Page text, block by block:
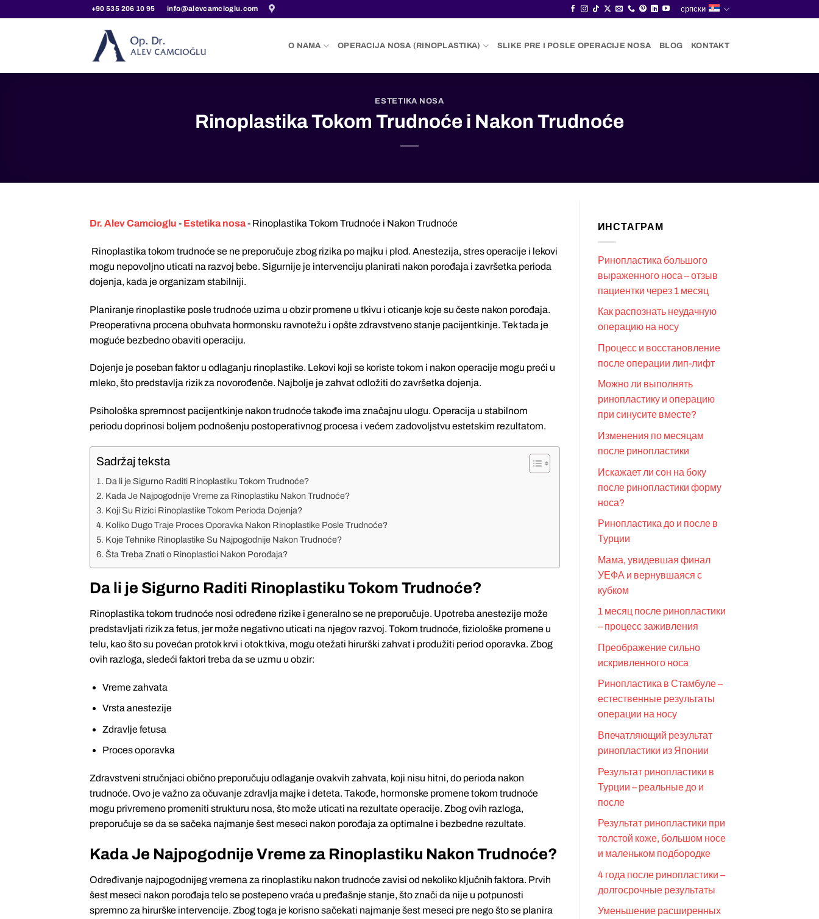
+90 535 206 10 95 info@alevcamcioglu.com српски
O NAMA OPERACIJA NOSA (RINOPLASTIKA) SLIKE PRE I POSLE OPERACIJE NOSA BLOG KONTAKT
ESTETIKA NOSA
Rinoplastika Tokom Trudnoće i Nakon Trudnoće
Dr. Alev Camcioglu - Estetika nosa- Rinoplastika Tokom Trudnoće i Nakon Trudnoće
Rinoplastika tokom trudnoće se ne preporučuje zbog rizika po majku i plod. Anestezija, stres operacije i lekovi
mogu nepovoljno uticati na razvoj bebe. Sigurnije je intervenciju planirati nakon porođaja i završetka perioda
dojenja, kada je organizam stabilniji.
Planiranje rinoplastike posle trudnoće uzima u obzir promene u tkivu i oticanje koje su česte nakon porođaja.
Preoperativna procena obuhvata hormonsku ravnotežu i opšte zdravstveno stanje pacijentkinje. Tek tada je
moguće bezbedno obaviti operaciju.
Dojenje je poseban faktor u odlaganju rinoplastike. Lekovi koji se koriste tokom i nakon operacije mogu preći u
mleko, što predstavlja rizik za novorođenče. Najbolje je zahvat odložiti do završetka dojenja.
Psihološka spremnost pacijentkinje nakon trudnoće takođe ima značajnu ulogu. Operacija u stabilnom
periodu doprinosi boljem podnošenju postoperativnog procesa i većem zadovoljstvu estetskim rezultatom.
Sadržaj teksta
Da li je Sigurno Raditi Rinoplastiku Tokom Trudnoće?
Kada Je Najpogodnije Vreme za Rinoplastiku Nakon Trudnoće?
Koji Su Rizici Rinoplastike Tokom Perioda Dojenja?
Koliko Dugo Traje Proces Oporavka Nakon Rinoplastike Posle Trudnoće?
Koje Tehnike Rinoplastike Su Najpogodnije Nakon Trudnoće?
Šta Treba Znati o Rinoplastici Nakon Porođaja?
Da li je Sigurno Raditi Rinoplastiku Tokom Trudnoće?
Rinoplastika tokom trudnoće nosi određene rizike i generalno se ne preporučuje. Upotreba anestezije može
predstavljati rizik za fetus, jer može negativno uticati na njegov razvoj. Tokom trudnoće, fiziološke promene u
telu, kao što su povećan protok krvi i otok tkiva, mogu otežati hirurški zahvat i produžiti period oporavka. Zbog
ovih razloga, sledeći faktori treba da se uzmu u obzir:
Vreme zahvata
Vrsta anestezije
Zdravlje fetusa
Proces oporavka
Zdravstveni stručnjaci obično preporučuju odlaganje ovakvih zahvata, koji nisu hitni, do perioda nakon
trudnoće. Ovo je važno za očuvanje zdravlja majke i deteta. Takođe, hormonske promene tokom trudnoće
mogu privremeno promeniti strukturu nosa, što može uticati na rezultate operacije. Zbog ovih razloga,
preporučuje se da se sačeka najmanje šest meseci nakon porođaja za optimalne i bezbedne rezultate.
Kada Je Najpogodnije Vreme za Rinoplastiku Nakon Trudnoće?
Određivanje najpogodnijeg vremena za rinoplastiku nakon trudnoće zavisi od nekoliko ključnih faktora. Prvih
šest meseci nakon porođaja telo se postepeno vraća u pređašnje stanje, što znači da nije u potpunosti
spremno za hirurške intervencije. Zbog toga je korisno sačekati najmanje šest meseci pre nego što se planira
ИНСТАГРАМ
Ринопластика большого
выраженного носа – отзыв
пациентки через 1 месяц
Как распознать неудачную
операцию на носу
Процесс и восстановление
после операции лип-лифт
Можно ли выполнять
ринопластику и операцию
при синусите вместе?
Изменения по месяцам
после ринопластики
Искажает ли сон на боку
после ринопластики форму
носа?
Ринопластика до и после в
Турции
Мама, увидевшая финал
УЕФА и вернувшаяся с
кубком
1 месяц после ринопластики
– процесс заживления
Преображение сильно
искривленного носа
Ринопластика в Стамбуле –
естественные результаты
операции на носу
Впечатляющий результат
ринопластики из Японии
Результат ринопластики в
Турции – реальные до и
после
Результат ринопластики при
толстой коже, большом носе
и маленьком подбородке
4 года после ринопластики –
долгосрочные результаты
Уменьшение расширенных